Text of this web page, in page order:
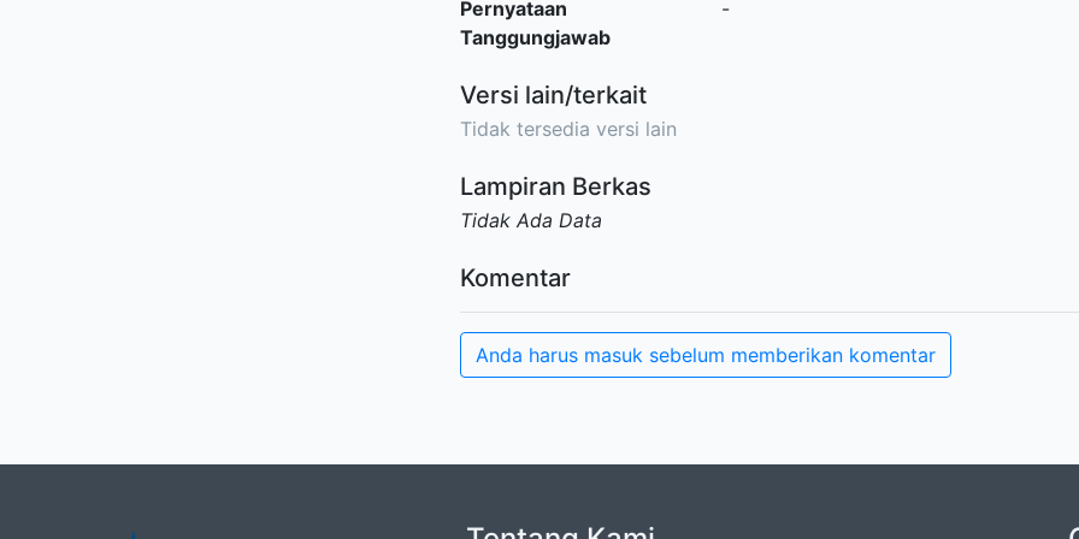
Pernyataan
Tanggungjawab
-
Versi lain/terkait
Tidak tersedia versi lain
Lampiran Berkas
Tidak Ada Data
Komentar
Anda harus masuk sebelum memberikan komentar